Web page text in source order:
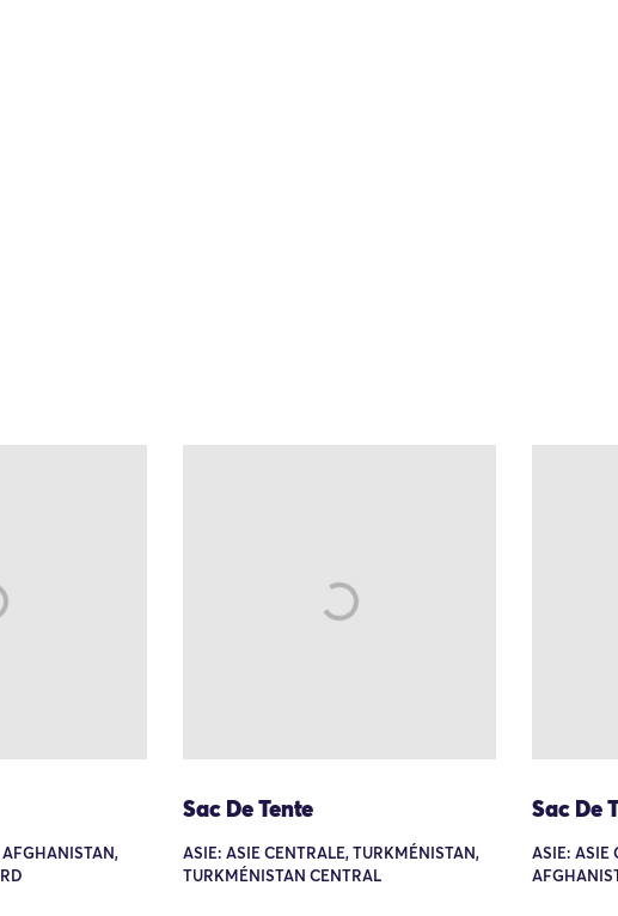
AFGHANISTAN,
Sac De Tente
ASIE: ASIE CENTRALE, TURKMÉNISTAN,
TURKMÉNISTAN CENTRAL
Sac De
ASIE: ASIE